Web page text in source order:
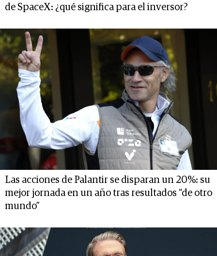
de SpaceX: ¿qué significa para el inversor?
Las acciones de Palantir se disparan un 20%: su
mejor jornada en un año tras resultados “de otro
mundo”